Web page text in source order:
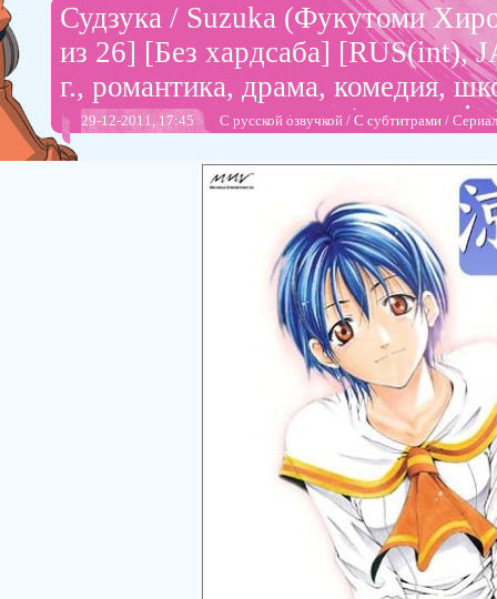
Судзука / Suzuka (Фукутоми
из 26] [Без хардсаба] [RUS(int),
г., романтика, драма, комедия,
29-12-2011, 17:45 С русской озвучкой / С субтитрами /